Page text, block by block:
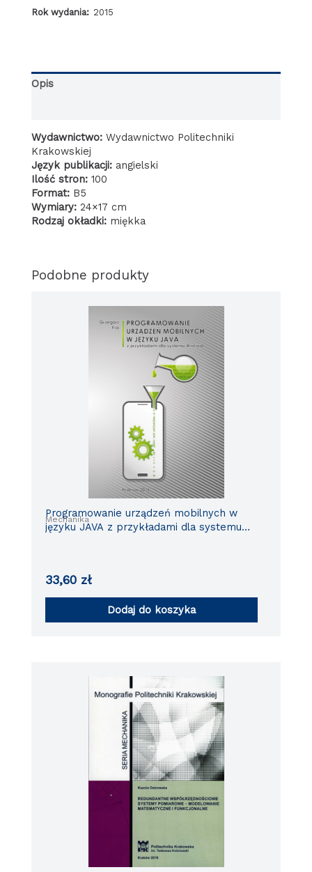
of
tube
heat
Rok wydania: 2015
Opis
Wydawnictwo: Wydawnictwo Politechniki
Krakowskiej
Język publikacji: angielski
Ilość stron: 100
Format: B5
Wymiary: 24×17 cm
Rodzaj okładki: miękka
Podobne produkty
Mechanika
Programowanie urządzeń mobilnych w
języku JAVA z przykładami dla systemu
33,60 zł
Dodaj do koszyka